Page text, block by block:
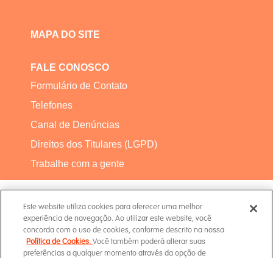
MAPA DO SITE
FALE CONOSCO
Formulário de Contato
Telefones
Canal de Denúncias
Direitos dos Titulares (LGPD)
Trabalhe com a gente
Termos de Uso
Este website utiliza cookies para oferecer uma melhor
experiência de navegação. Ao utilizar este website, você
concorda com o uso de cookies, conforme descrito na nossa
Política de Cookies.Você também poderá alterar suas
preferências a qualquer momento através da opção de